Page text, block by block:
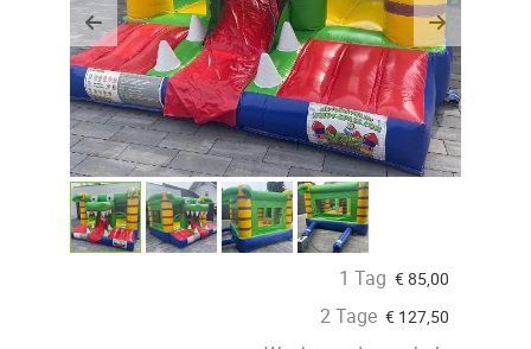
Previous Next
1 Tag €85,00
2 Tage € 127,50